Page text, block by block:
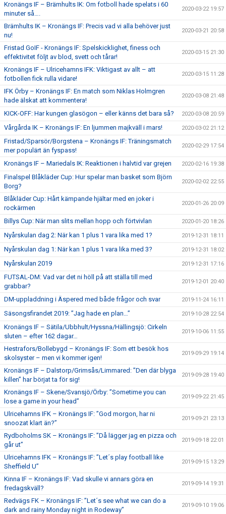
Kronängs IF – Brämhults IK: Om fotboll hade spelats i 60
minuter så….
2020-03-22 19:57
Brämhults IK – Kronängs IF: Precis vad vi alla behöver just
nu!
2020-03-21 20:58
Fristad GoIF - Kronängs IF: Spelskicklighet, finess och
effektivitet följt av blod, svett och tårar!
2020-03-15 21:30
Kronängs IF – Ulricehamns IFK: Viktigast av allt – att
fotbollen fick rulla vidare!
2020-03-15 11:28
IFK Örby – Kronängs IF: En match som Niklas Holmgren
hade älskat att kommentera!
2020-03-08 21:48
KICK-OFF: Har kungen glasögon – eller känns det bara så? 2020-03-08 20:59
Vårgårda IK – Kronängs IF: En ljummen majkväll i mars! 2020-03-02 21:12
Fristad/Sparsör/Borgstena – Kronängs IF: Träningsmatch
mer populärt än fyspass!
2020-02-29 17:54
Kronängs IF – Mariedals IK: Reaktionen i halvtid var grejen 2020-02-16 19:38
Finalspel Blåkläder Cup: Hur spelar man basket som Björn
Borg?
2020-02-02 22:55
Blåkläder Cup: Hårt kämpande hjältar med en joker i
rockärmen
2020-01-26 20:09
Billys Cup: När man slits mellan hopp och förtvivlan 2020-01-20 18:26
Nyårskulan dag 2: När kan 1 plus 1 vara lika med 1? 2019-12-31 18:11
Nyårskulan dag 1: När kan 1 plus 1 vara lika med 3? 2019-12-31 18:02
Nyårskulan 2019 2019-12-31 17:16
FUTSAL-DM: Vad var det ni höll på att ställa till med
grabbar?
2019-12-01 20:40
DM-uppladdning i Äspered med både frågor och svar 2019-11-24 16:11
Säsongsfirandet 2019: ”Jag hade en plan…” 2019-10-28 22:54
Kronängs IF – Sätila/Ubbhult/Hyssna/Hällingsjö: Cirkeln
sluten – efter 162 dagar…
2019-10-06 11:55
Hestrafors/Bollebygd – Kronängs IF: Som ett besök hos
skolsyster – men vi kommer igen!
2019-09-29 19:14
Kronängs IF – Dalstorp/Grimsås/Limmared: ”Den där blyga
killen” har börjat ta för sig!
2019-09-28 19:40
Kronängs IF – Skene/Svansjö/Örby: ”Sometime you can
lose a game in your head”
2019-09-22 21:45
Ulricehamns IFK – Kronängs IF: ”God morgon, har ni
snoozat klart än?”
2019-09-21 23:13
Rydboholms SK – Kronängs IF: ”Då lägger jag en pizza och
går ut”
2019-09-18 22:01
Ulricehamns IFK – Kronängs IF: ”Let´s play football like
Sheffield U”
2019-09-15 13:29
Kinna IF – Kronängs IF: Vad skulle vi annars göra en
fredagskväll?
2019-09-14 19:31
Redvägs FK – Kronängs IF: ”Let´s see what we can do a
dark and rainy Monday night in Rodeway”
2019-09-10 19:06